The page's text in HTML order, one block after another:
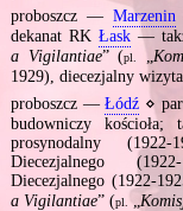
proboszcz — Marzenin
dekanat RKŁask —
a Vigilantiae” (pl. „
1929), diecezjalny
proboszcz —Łódź ⋄
budowniczy kościoła;
prosynodalny
Diecezjalnego
Diecezjalnego
a Vigilantiae” (pl.